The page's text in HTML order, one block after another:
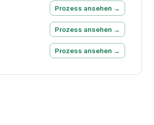
Prozess ansehen →
Prozess ansehen →
Prozess ansehen →